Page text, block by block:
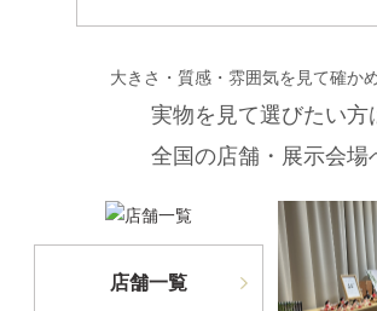
大きさ・質感・雰囲気を見て確か
実物を見て選びたい方
全国の店舗・展示会場
店舗一覧